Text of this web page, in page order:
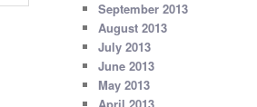
September 2013
August 2013
July 2013
June 2013
May 2013